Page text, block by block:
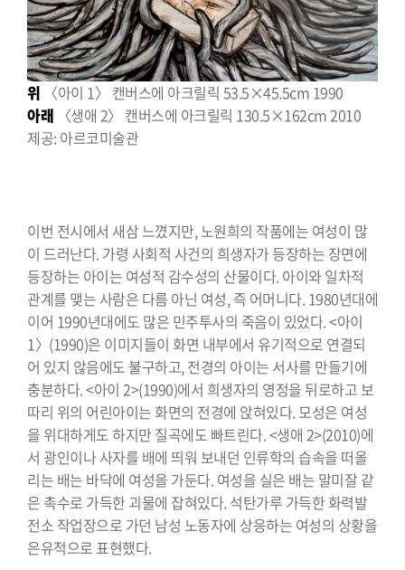
위 〈아이 1〉 캔버스에 아크릴릭 53.5×45.5cm 1990
아래 〈생애 2〉 캔버스에 아크릴릭 130.5×162cm 2010
제공: 아르코미술관
이번 전시에서 새삼 느꼈지만, 노원희의 작품에는 여성이 많
이 드러난다. 가령 사회적 사건의 희생자가 등장하는 장면에
등장하는 아이는 여성적 감수성의 산물이다. 아이와 일차적
관계를 맺는 사람은 다름 아닌 여성, 즉 어머니다. 1980년대에
이어 1990년대에도 많은 민주투사의 죽음이 있었다. <아이
1〉(1990)은 이미지들이 화면 내부에서 유기적으로 연결되
어 있지 않음에도 불구하고, 전경의 아이는 서사를 만들기에
충분하다. <아이 2>(1990)에서 희생자의 영정을 뒤로하고 보
따리 위의 어린아이는 화면의 전경에 앉혀있다. 모성은 여성
을 위대하게도 하지만 질곡에도 빠트린다. <생애 2>(2010)에
서 광인이나 사자를 배에 띄워 보내던 인류학의 습속을 떠올
리는 배는 바닥에 여성을 가둔다. 여성을 실은 배는 말미잘 같
은 촉수로 가득한 괴물에 잡혀있다. 석탄가루 가득한 화력발
전소 작업장으로 가던 남성 노동자에 상응하는 여성의 상황을
은유적으로 표현했다.